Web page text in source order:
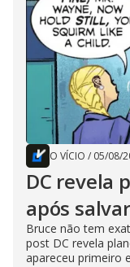
O VÍCIO / 05/08/
DC revela
após
Bruce não tem
post DC revela
apareceu primeiro